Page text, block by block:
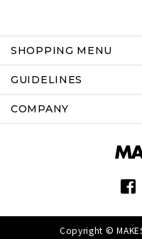
SHOPPING MENU
GUIDELINES
COMPANY
Copyright ©